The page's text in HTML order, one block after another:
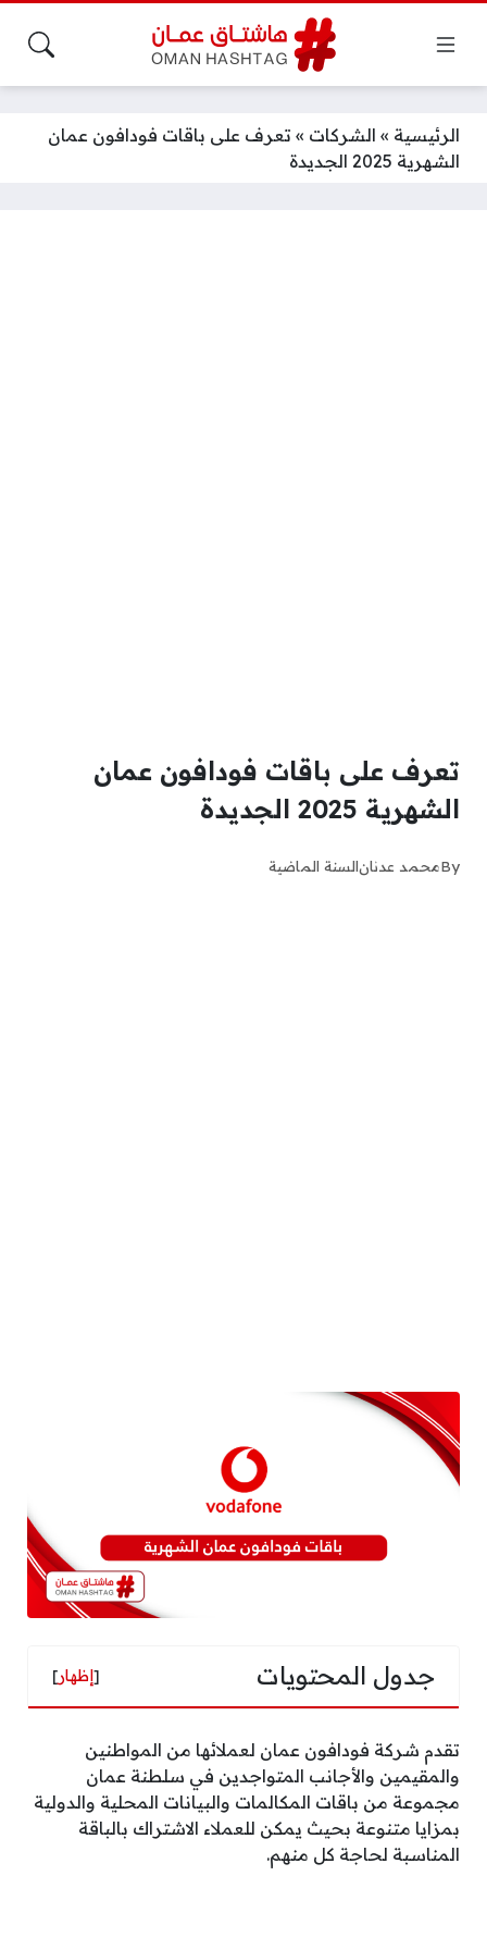
الرئيسية » الشركات » تعرف على باقات فودافون عمان
الشهرية 2025 الجديدة
تعرف على باقات فودافون عمان
الشهرية 2025 الجديدة
Byمحمد عدنانالسنة الماضية
جدول المحتويات [إظهار]
تقدم شركة فودافون عمان لعملائها من المواطنين
والمقيمين والأجانب المتواجدين في سلطنة عمان
مجموعة من باقات المكالمات والبيانات المحلية والدولية
بمزايا متنوعة بحيث يمكن للعملاء الاشتراك بالباقة
المناسبة لحاجة كل منهم.